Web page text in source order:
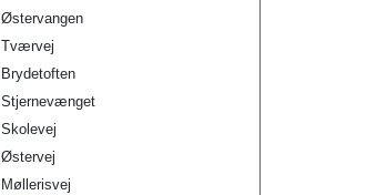
Østervangen
Tværvej
Brydetoften
Stjernevænget
Skolevej
Østervej
Møllerisvej